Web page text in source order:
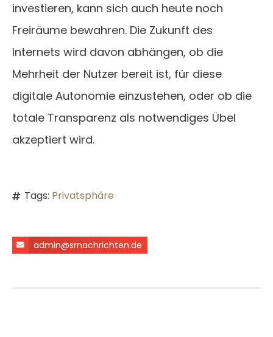
investieren, kann sich auch heute noch
Freiräume bewahren. Die Zukunft des
Internets wird davon abhängen, ob die
Mehrheit der Nutzer bereit ist, für diese
digitale Autonomie einzustehen, oder ob die
totale Transparenz als notwendiges Übel
akzeptiert wird.
Tags: Privatsphäre
admin@srnachrichten.de